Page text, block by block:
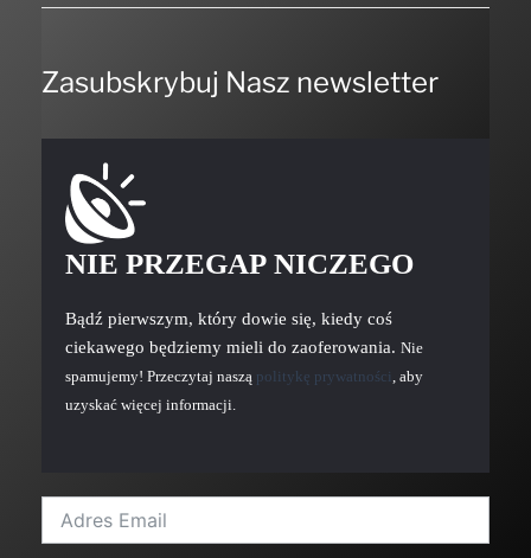
Zasubskrybuj Nasz newsletter
NIE PRZEGAP NICZEGO
Bądź pierwszym, który dowie się, kiedy coś
ciekawego będziemy mieli do zaoferowania. Nie
spamujemy! Przeczytaj naszą politykę prywatności , aby
uzyskać więcej informacji.